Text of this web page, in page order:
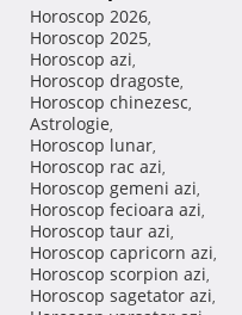
Horoscop 2026,
Horoscop 2025,
Horoscop azi,
Horoscop dragoste,
Horoscop chinezesc,
Astrologie,
Horoscop lunar,
Horoscop rac azi,
Horoscop gemeni azi,
Horoscop fecioara azi,
Horoscop taur azi,
Horoscop capricorn azi,
Horoscop scorpion azi,
Horoscop sagetator azi,